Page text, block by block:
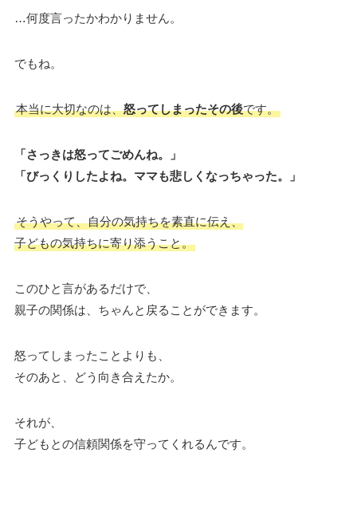
…何度言ったかわかりません。
でもね。
本当に大切なのは、怒ってしまったその後です。
「さっきは怒ってごめんね。」
「びっくりしたよね。ママも悲しくなっちゃった。」
そうやって、自分の気持ちを素直に伝え、
子どもの気持ちに寄り添うこと。
このひと言があるだけで、
親子の関係は、ちゃんと戻ることができます。
怒ってしまったことよりも、
そのあと、どう向き合えたか。
それが、
子どもとの信頼関係を守ってくれるんです。